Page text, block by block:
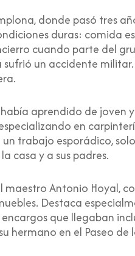
donde pasó tres
duras: comida
cuando parte del
un accidente
aprendido de joven
en
trabajo esporádico,
casa y a sus padres.
maestro Antonio Hoyal,
Destaca
que llegaban
hermano en el Paseo